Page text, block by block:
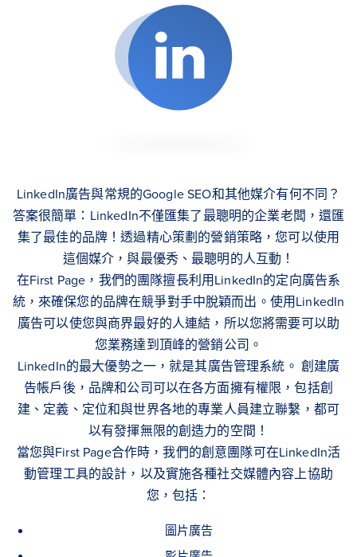
LinkedIn廣告與常規的Google SEO和其他媒介有何不同？
答案很簡單：LinkedIn不僅匯集了最聰明的企業老闆，還匯
集了最佳的品牌！透過精心策劃的營銷策略，您可以使用
這個媒介，與最優秀、最聰明的人互動！
在First Page，我們的團隊擅長利用LinkedIn的定向廣告系
統，來確保您的品牌在競爭對手中脫穎而出。使用LinkedIn
廣告可以使您與商界最好的人連結，所以您將需要可以助
您業務達到頂峰的營銷公司。
LinkedIn的最大優勢之一，就是其廣告管理系統。 創建廣
告帳戶後，品牌和公司可以在各方面擁有權限，包括創
建、定義、定位和與世界各地的專業人員建立聯繫，都可
以有發揮無限的創造力的空間！
當您與First Page合作時，我們的創意團隊可在LinkedIn活
動管理工具的設計，以及實施各種社交媒體內容上協助
您，包括：
圖片廣告